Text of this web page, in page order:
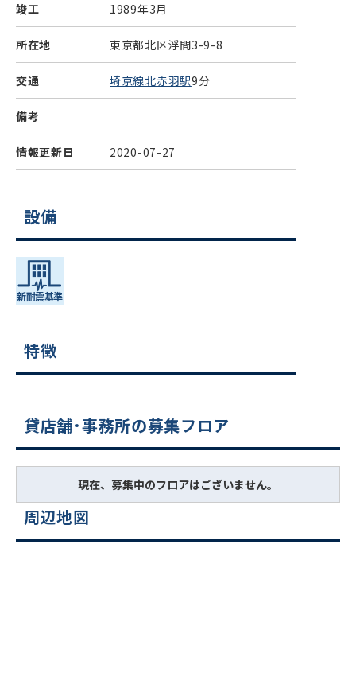
竣工 1989年3月
所在地 東京都北区浮間3-9-8
交通 埼京線北赤羽駅9分
備考
情報更新日 2020-07-27
設備
特徴
貸店舗･事務所の募集フロア
現在、募集中のフロアはございません。
周辺地図